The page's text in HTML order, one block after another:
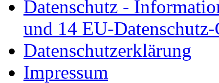
Datenschutz -
und 14 EU-
Datenschutzerklärung
Impressum